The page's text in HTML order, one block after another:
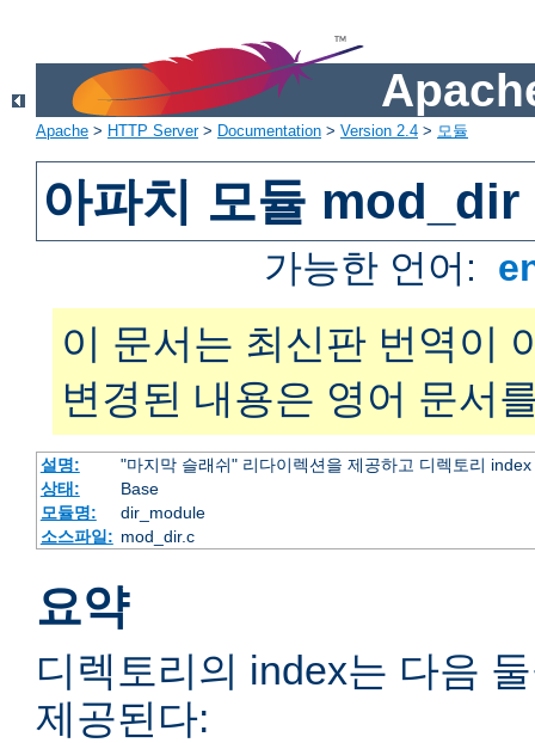
Apache > HTTP Server> Documentation > Version 2.4 > 모듈
아파치 모듈 mod_dir
가능한 언어:
이 문서는 최신판 번역이
변경된 내용은 영어 문서
설명:
"마지막 슬래쉬" 리다이렉션을 제공하고 디렉토리
상태:
Base
모듈명:
dir_module
소스파일: mod_dir.c
요약
디렉토리의 index는 다음
제공된다: